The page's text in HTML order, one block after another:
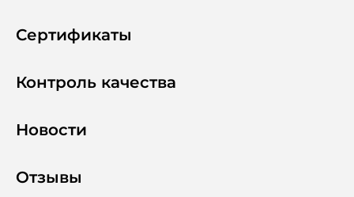
Сертификаты
Контроль качества
Новости
Отзывы